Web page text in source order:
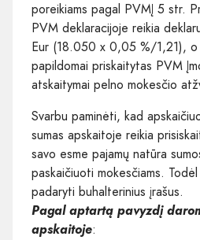
poreikiams pagal PVMĮ 5 str.
PVM deklaracijoje reikia
Eur (18.050 x 0,05 %/1,21),
papildomai priskaitytas PVM
atskaitymai pelno mokesčio
Svarbu paminėti, kad
sumas apskaitoje reikia
savo esme pajamų natūra
paskaičiuoti mokesčiams.
padaryti buhalterinius įrašus.
Pagal aptartą pavyzdį
apskaitoje: